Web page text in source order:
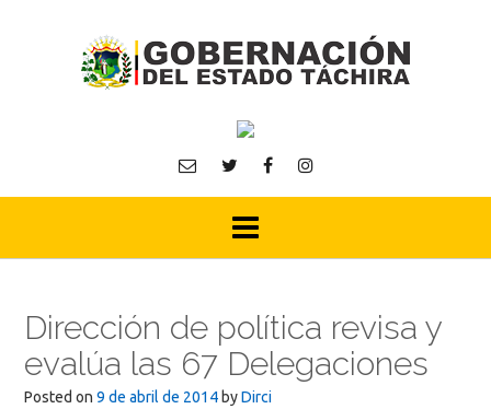
Dirección de política revisa y
evalúa las 67 Delegaciones
Posted on 9 de abril de 2014 byDirci